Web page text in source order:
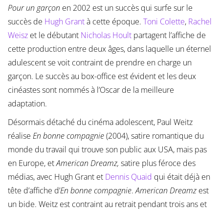
Pour un garçon en 2002 est un succès qui surfe sur le
succès de Hugh Grantà cette époque. Toni Colette, Rachel
Weiszet le débutant Nicholas Houltpartagent l’affiche de
cette production entre deux âges, dans laquelle un éternel
adulescent se voit contraint de prendre en charge un
garçon. Le succès au box-office est évident et les deux
cinéastes sont nommés à l’Oscar de la meilleure
adaptation.
Désormais détaché du cinéma adolescent, Paul Weitz
réalise En bonne compagnie(2004), satire romantique du
monde du travail qui trouve son public aux USA, mais pas
en Europe, etAmerican Dreamz, satire plus féroce des
médias, avec Hugh Grant et Dennis Quaid qui était déjà en
tête d’affiche d’En bonne compagnie.American Dreamz est
un bide. Weitz est contraint au retrait pendant trois ans et